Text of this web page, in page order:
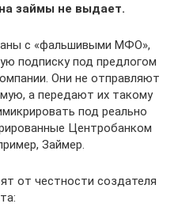
займы не выдает.
с «фальшивыми МФО»,
подписку под предлогом
Они не отправляют
а передают их такому
под реально
Центробанком
Займер.
от честности создателя